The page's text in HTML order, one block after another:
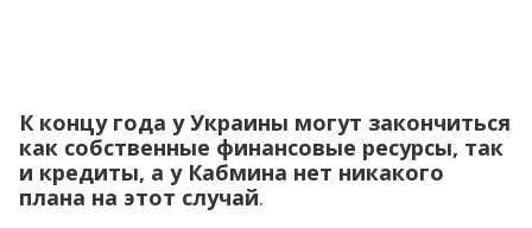
К концу года у Украины могут закончиться
как собственные финансовые ресурсы, так
и кредиты, а у Кабмина нет никакого
плана на этот случай.